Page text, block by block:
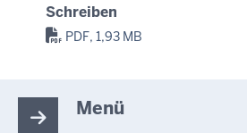
Schreiben
PDF, 1,93 MB
Menü